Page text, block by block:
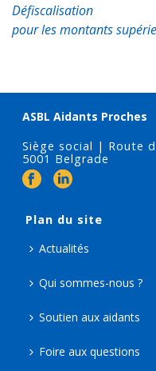
Défiscalisation
pour les montants
ASBL Aidants Proches
Siège social | Route
5001 Belgrade
Plan du site
Actualités
Qui sommes-nous ?
Soutien aux aidants
Foire aux questions